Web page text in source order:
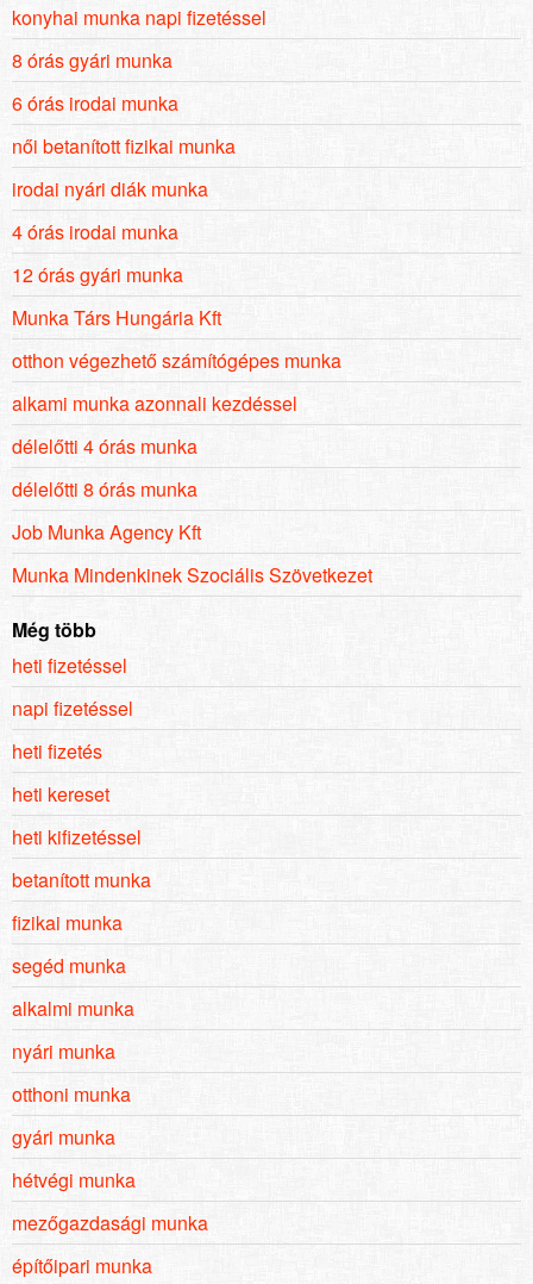
konyhai munka napi fizetéssel
8 órás gyári munka
6 órás irodai munka
női betanított fizikai munka
irodai nyári diák munka
4 órás irodai munka
12 órás gyári munka
Munka Társ Hungária Kft
otthon végezhető számítógépes munka
alkami munka azonnali kezdéssel
délelőtti 4 órás munka
délelőtti 8 órás munka
Job Munka Agency Kft
Munka Mindenkinek Szociális Szövetkezet
Még több
heti fizetéssel
napi fizetéssel
heti fizetés
heti kereset
heti kifizetéssel
betanított munka
fizikai munka
segéd munka
alkalmi munka
nyári munka
otthoni munka
gyári munka
hétvégi munka
mezőgazdasági munka
építőipari munka